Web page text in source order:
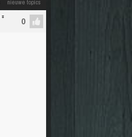
nieuwe topics